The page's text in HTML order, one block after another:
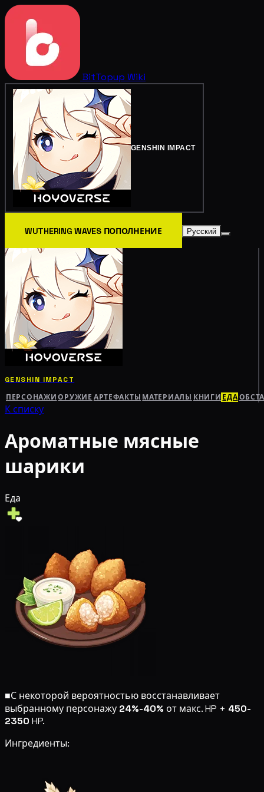
BitTopup Wiki
GENSHIN IMPACT
WUTHERING WAVES ПОПОЛНЕНИЕ Русский
GENSHIN IMPACT
ПЕРСОНАЖИ ОРУЖИЕ АРТЕФАКТЫ МАТЕРИАЛЫ КНИГИ ЕДА
К списку
Ароматные мясные
шарики
Еда
■С некоторой вероятностью восстанавливает
выбранному персонажу 24%-40% от макс. HP + 450-
2350 HP.
Ингредиенты: